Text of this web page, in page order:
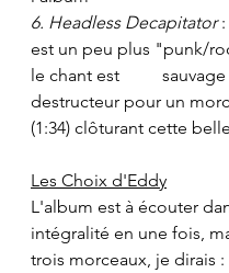
6. Headless Decapitator :
est un peu plus "punk/
le chant est 	sauvage et
destructeur pour un
(1:34) clôturant cette
Les Choix d'Eddy
L'album est à écouter
intégralité en une fois,
trois morceaux, je dirais :